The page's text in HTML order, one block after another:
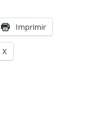
Imprimir
X